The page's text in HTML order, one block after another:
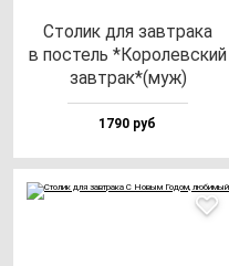
Сто­лик для зав­тра­ка
в пос­тель *Коро­лев­ский
зав­трак*(муж)
1790 руб